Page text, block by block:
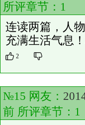
所评章节： 1
连读两篇，人
充满生活气息
2
№15 网友：
前 所评章节： 1